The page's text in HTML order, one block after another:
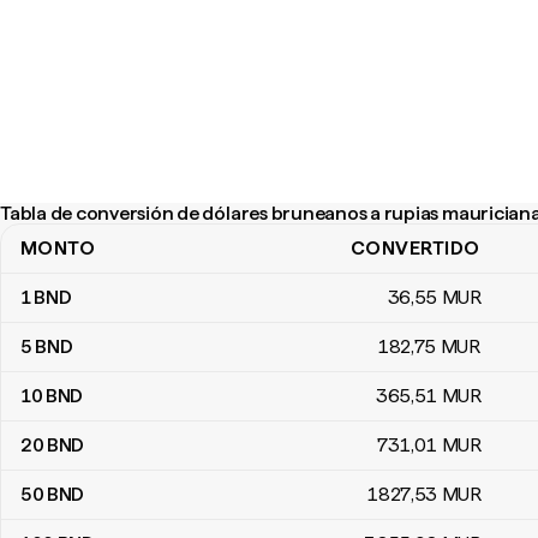
Tabla de conversión de dólares bruneanos a rupias
Tabla de conversión de dólares bruneanos a rupias mauricianas
MONTO CONVERTIDO
1BND 36,55 MUR
5 BND 182,75 MUR
10 BND 365,51 MUR
20 BND 731,01 MUR
50 BND 1827,53 MUR